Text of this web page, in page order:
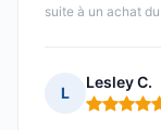
suite à un achat
L
Lesley C.
Note : 5